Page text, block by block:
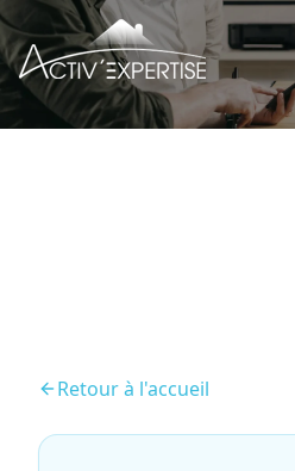
Retour à l'accueil